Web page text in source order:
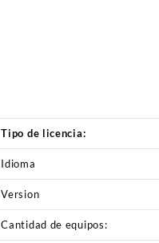
Tipo de licencia:
Idioma
Version
Cantidad de equipos: